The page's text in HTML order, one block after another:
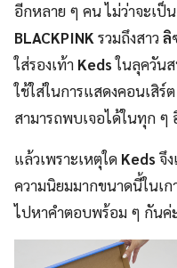
อีกหลาย ๆ คน ไม่ว่าจะเป็น
BLACKPINK รวมถึงสาวลิ
ใส่รองเท้า Kedsในลุควัน
ใช้ใส่ในการแสดงคอนเสิร์ต
สามารถพบเจอได้ในทุก ๆ
แล้วเพราะเหตุใด Kedsจึ
ความนิยมมากขนาดนี้ในเ
ไปหาคำตอบพร้อม ๆ กันค่